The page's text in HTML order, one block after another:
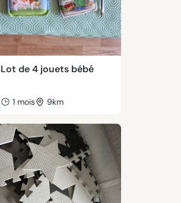
Lot de 4 jouets bébé
1 mois 9km